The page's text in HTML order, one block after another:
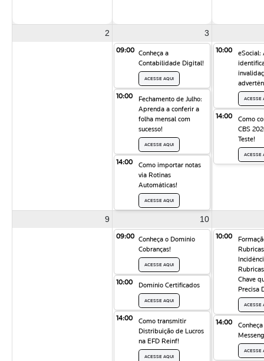
2 3
09:00 Conheça a
Contabilidade Digital!
ACESSE AQUI
10:00
Fechamento de Julho:
Aprenda a conferir a
folha mensal com
sucesso!
ACESSE AQUI
14:00
Como importar notas
via Rotinas
Automáticas!
ACESSE AQUI
10:00
eSocial:
ACESSE
14:00
Como
CBS
Teste!
ACESSE
9 10
09:00 Conheça o Domínio
Cobranças!
ACESSE AQUI
10:00 Domínio Certificados
ACESSE AQUI
14:00
Como transmitir
Distribuição de Lucros
na EFD Reinf!
ACESSE AQUI
10:00
Chave
Precisa
ACESSE
14:00
ACESSE